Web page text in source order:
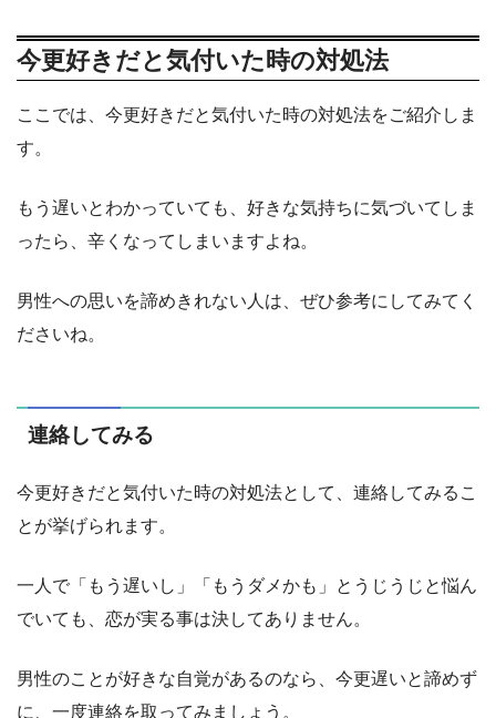
今更好きだと気付いた時の対処法
ここでは、今更好きだと気付いた時の対処法をご紹介しま
す。
もう遅いとわかっていても、好きな気持ちに気づいてしま
ったら、辛くなってしまいますよね。
男性への思いを諦めきれない人は、ぜひ参考にしてみてく
ださいね。
連絡してみる
今更好きだと気付いた時の対処法として、連絡してみるこ
とが挙げられます。
一人で「もう遅いし」「もうダメかも」とうじうじと悩ん
でいても、恋が実る事は決してありません。
男性のことが好きな自覚があるのなら、今更遅いと諦めず
に、一度連絡を取ってみましょう。